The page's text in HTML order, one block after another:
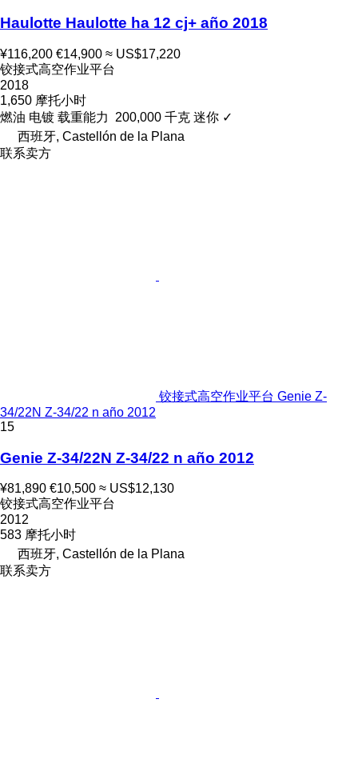
Haulotte Haulotte ha 12 cj+ año 2018
¥116,200 €14,900 ≈ US$17,220
铰接式高空作业平台
2018
1,650 摩托小时
燃油 电镀 载重能力 200,000 千克 迷你 ✓
西班牙, Castellón de la Plana
联系卖方
铰接式高空作业平台 Genie Z-
34/22N Z-34/22 n año 2012
15
Genie Z-34/22N Z-34/22 n año 2012
¥81,890 €10,500 ≈ US$12,130
铰接式高空作业平台
2012
583 摩托小时
西班牙, Castellón de la Plana
联系卖方